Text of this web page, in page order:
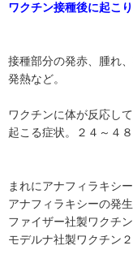
ワクチン接種後に起こ
接種部分の発赤、腫れ
発熱など。
ワクチンに体が反応し
起こる症状。２４～４
まれにアナフィラキシ
アナフィラキシーの発
ファイザー社製ワクチン
モデルナ社製ワクチン